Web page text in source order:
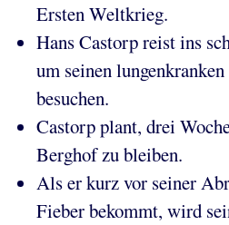
Ersten Weltkrieg.
Hans Castorp reist ins
um seinen
besuchen.
Castorp plant, drei
Berghof zu bleiben.
Als er kurz vor seiner
Fieber bekommt, wird